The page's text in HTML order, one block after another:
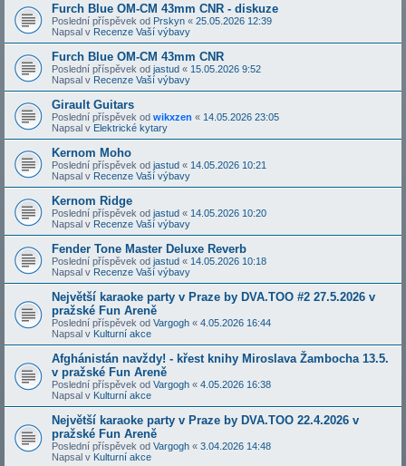
Furch Blue OM-CM 43mm CNR - diskuze
Poslední příspěvek od Prskyn « 25.05.2026 12:39
Napsal v Recenze Vaší výbavy
Furch Blue OM-CM 43mm CNR
Poslední příspěvek od jastud « 15.05.2026 9:52
Napsal v Recenze Vaší výbavy
Girault Guitars
Poslední příspěvek od wikxzen « 14.05.2026 23:05
Napsal v Elektrické kytary
Kernom Moho
Poslední příspěvek od jastud « 14.05.2026 10:21
Napsal v Recenze Vaší výbavy
Kernom Ridge
Poslední příspěvek od jastud « 14.05.2026 10:20
Napsal v Recenze Vaší výbavy
Fender Tone Master Deluxe Reverb
Poslední příspěvek od jastud « 14.05.2026 10:18
Napsal v Recenze Vaší výbavy
Největší karaoke party v Praze by DVA.TOO #2 27.5.2026 v
pražské Fun Areně
Poslední příspěvek od Vargogh « 4.05.2026 16:44
Napsal v Kulturní akce
Afghánistán navždy! - křest knihy Miroslava Žambocha 13.5.
v pražské Fun Areně
Poslední příspěvek od Vargogh « 4.05.2026 16:38
Napsal v Kulturní akce
Největší karaoke party v Praze by DVA.TOO 22.4.2026 v
pražské Fun Areně
Poslední příspěvek od Vargogh « 3.04.2026 14:48
Napsal v Kulturní akce